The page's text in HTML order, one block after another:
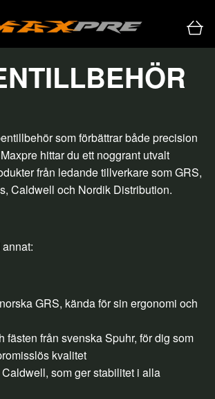
som förbättrar både precision
hittar du ett noggrant utvalt
från ledande tillverkare som GRS,
Caldwell och Nordik Distribution.
GRS, kända för sin ergonomi och
fästen från svenska Spuhr, för dig som
kvalitet
som ger stabilitet i alla